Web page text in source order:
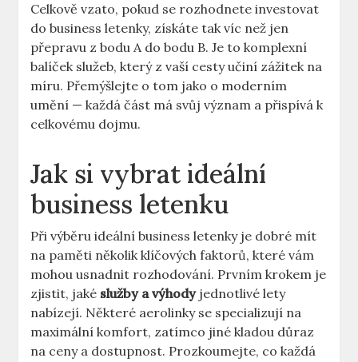
Celkově vzato, pokud se rozhodnete investovat
do business letenky, získáte tak víc než jen
přepravu z bodu A do bodu B. Je to komplexní
balíček služeb, který z vaší cesty učiní zážitek na
míru. Přemýšlejte o tom jako o moderním
umění — každá část má svůj význam a přispívá k
celkovému dojmu.
Jak si vybrat ideální
business letenku
Při výběru ideální business letenky je dobré mít
na paměti několik klíčových faktorů, které vám
mohou usnadnit rozhodování. Prvním krokem je
zjistit, jaké služby a výhodyjednotlivé lety
nabízejí. Některé aerolinky se specializují na
maximální komfort, zatímco jiné kladou důraz
na ceny a dostupnost. Prozkoumejte, co každá